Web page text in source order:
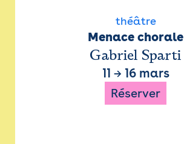
théâtre
Menace chorale
Gabriel Sparti
11 → 16 mars
Réserver